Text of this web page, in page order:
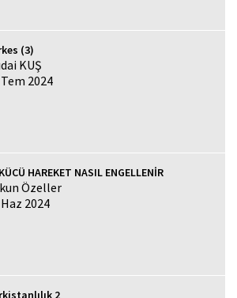
(3)
KUŞ
2024
HAREKET NASIL ENGELLENİR
Özeller
2024
2